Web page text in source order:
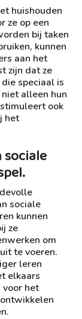
huishouden
ze op een
bij taken
kunnen
aan het
zijn dat ze
speciaal is
alleen hun
ook
het
sociale
kunnen
ze
om
te voeren.
leren
elkaars
het